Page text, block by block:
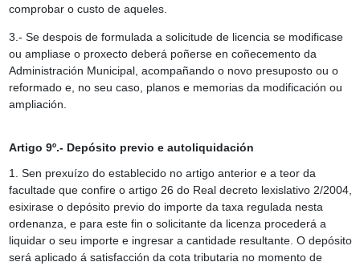
comprobar o custo de aqueles.
3.- Se despois de formulada a solicitude de licencia se modificase
ou ampliase o proxecto deberá poñerse en coñecemento da
Administración Municipal, acompañando o novo presuposto ou o
reformado e, no seu caso, planos e memorias da modificación ou
ampliación.
Artigo 9º.- Depósito previo e autoliquidación
1. Sen prexuízo do establecido no artigo anterior e a teor da
facultade que confire o artigo 26 do Real decreto lexislativo 2/2004,
esixirase o depósito previo do importe da taxa regulada nesta
ordenanza, e para este fin o solicitante da licenza procederá a
liquidar o seu importe e ingresar a cantidade resultante. O depósito
será aplicado á satisfacción da cota tributaria no momento de